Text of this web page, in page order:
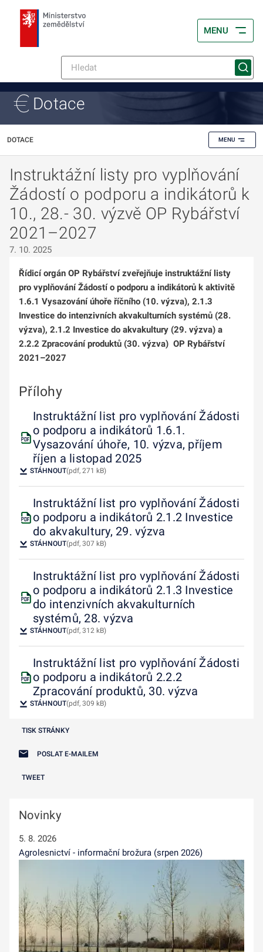
MENU
Dotace
DOTACE MENU
Instruktážní listy pro vyplňování
Žádostí o podporu a indikátorů k
10., 28.- 30. výzvě OP Rybářství
2021–2027
7. 10. 2025
Řídicí orgán OP Rybářství zveřejňuje instruktážní listy
pro vyplňování Žádostí o podporu a indikátorů k aktivitě
1.6.1 Vysazování úhoře říčního (10. výzva), 2.1.3
Investice do intenzivních akvakulturních systémů (28.
výzva), 2.1.2 Investice do akvakultury (29. výzva) a
2.2.2 Zpracování produktů (30. výzva) OP Rybářství
2021–2027
Přílohy
Instruktážní list pro vyplňování Žádosti
o podporu a indikátorů 1.6.1.
Vysazování úhoře, 10. výzva, příjem
říjen a listopad 2025
STÁHNOUT(pdf, 271 kB)
Instruktážní list pro vyplňování Žádosti
o podporu a indikátorů 2.1.2 Investice
do akvakultury, 29. výzva
STÁHNOUT(pdf, 307 kB)
Instruktážní list pro vyplňování Žádosti
o podporu a indikátorů 2.1.3 Investice
do intenzivních akvakulturních
systémů, 28. výzva
STÁHNOUT(pdf, 312 kB)
Instruktážní list pro vyplňování Žádosti
o podporu a indikátorů 2.2.2
Zpracování produktů, 30. výzva
STÁHNOUT(pdf, 309 kB)
TISK STRÁNKY
POSLAT E-MAILEM
TWEET
Novinky
5. 8. 2026
Agrolesnictví - informační brožura (srpen 2026)